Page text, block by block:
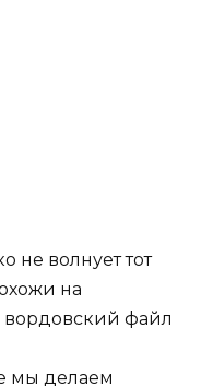
волнует тот
похожи на
вордовский файл
мы делаем